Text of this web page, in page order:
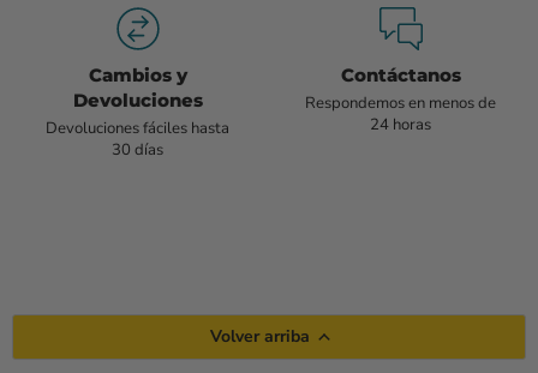
Cambios y
Devoluciones
Devoluciones fáciles hasta
30 días
Contáctanos
Respondemos en menos de
24 horas
Volver arriba